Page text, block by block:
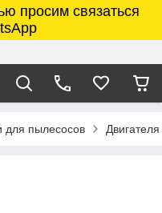
просим связаться
для пылесосов